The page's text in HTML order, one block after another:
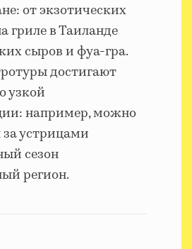
от экзотических
гриле в Таиланде
сыров и фуа-гра.
достигают
узкой
например, можно
устрицами
сезон
регион.